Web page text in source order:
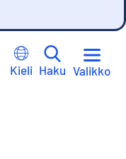
Kieli Haku Valikko